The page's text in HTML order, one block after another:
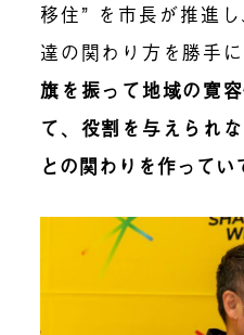
移住” を市長が推進
達の関わり方を勝手に
旗を振って地域の寛
て、役割を与えられ
との関わりを作ってい